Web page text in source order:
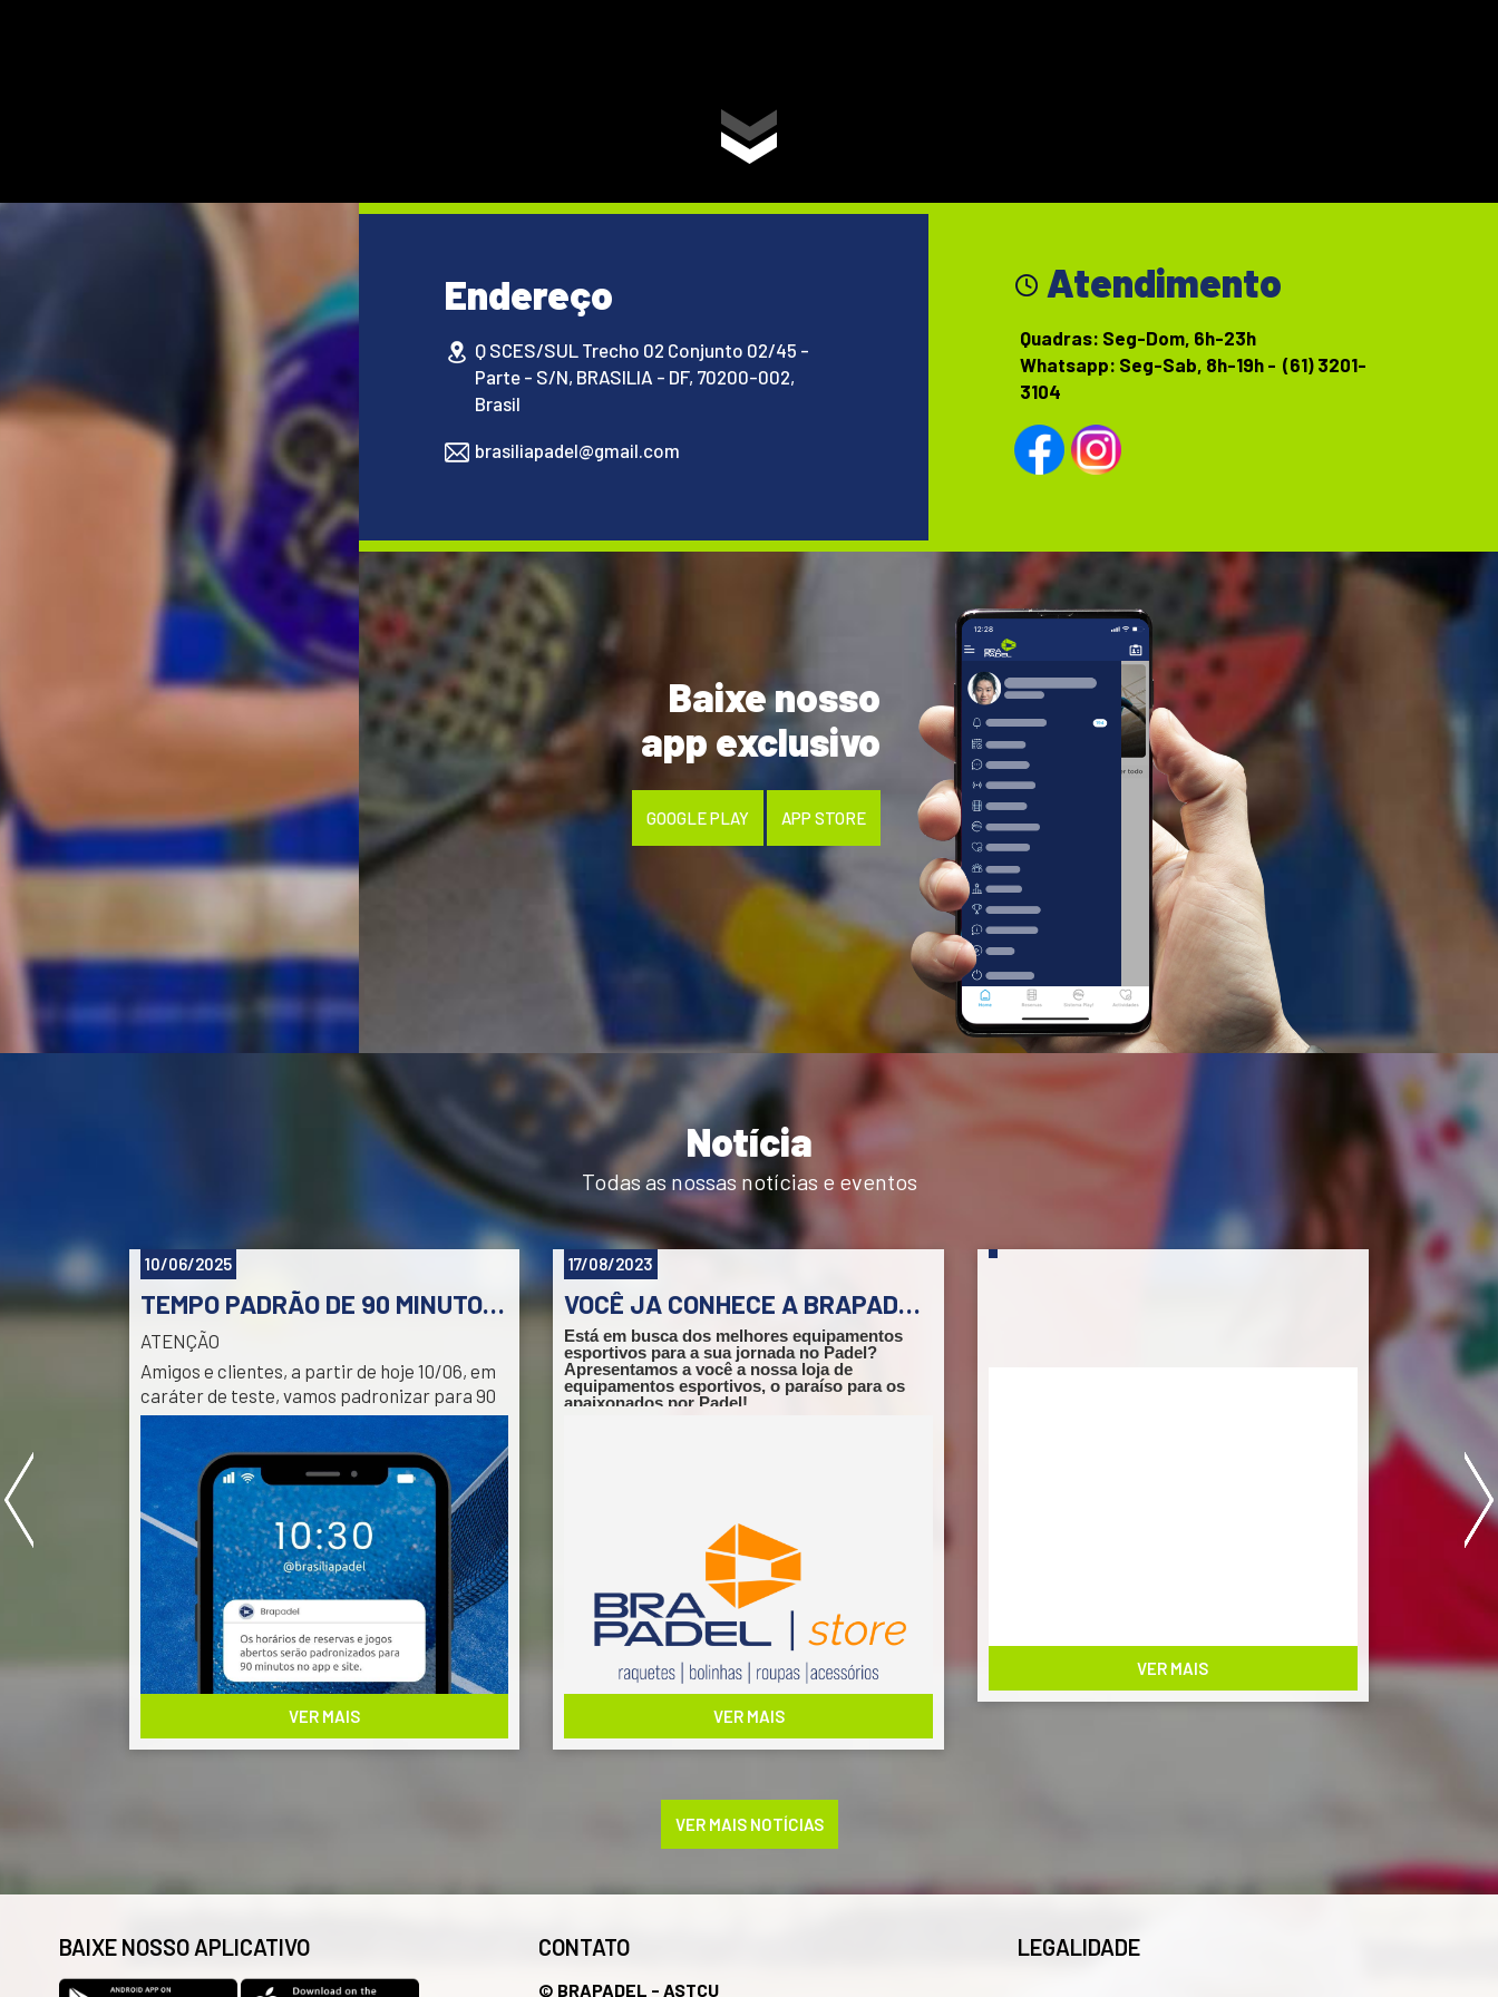
Endereço
Q SCES/SUL Trecho 02 Conjunto 02/45 -
Parte - S/N, BRASILIA - DF, 70200-002,
Brasil
brasiliapadel@gmail.com
Atendimento
Quadras: Seg-Dom, 6h-23h
Whatsapp: Seg-Sab, 8h-19h - (61) 3201-
3104
Baixe nosso
app exclusivo
GOOGLE PLAY APP STORE
Notícia
Todas as nossas notícias e eventos
10/06/2025
TEMPO PADRÃO DE 90 MINUTOS PARA RESERVAS E JOGOS ABERTOS
ATENÇÃO
Amigos e clientes, a partir de hoje 10/06, em
caráter de teste, vamos padronizar para 90
minutos as reservas de quadra e de jogos
abertos feitas pelo app ou site. O objetivo é
melhorar a ocupação das quadras e permitir
maior número de jodos, sem intervalos
desocupados.
Os interessados em reservar por 60 ou 120
minutos devem entrar em contato no
Whatsapp(61) 3201-3104para fazer a
reserva.
Obrigada.
Valentine Braga
VER MAIS
17/08/2023
VOCÊ JA CONHECE A BRAPADEL STORE?
Está em busca dos melhores equipamentos
esportivos para a sua jornada no Padel?
Apresentamos a você a nossa loja de
equipamentos esportivos, o paraíso para os
apaixonados por Padel!
maximizar o seu conforto e uma variedade de
acessórios essenciais para aprimorar o seu
Revendemos marcas nacionais e
internacionais, como Compass, Robin
Soderling, Go Padel, Kwin e Odea, oferecendo
a você uma variedade de escolhas para atender
às suas necessidades específicas.
Explore o nosso catálogo de produtos! Clique
aquipara acessar!
Se você tiver alguma dúvida ou quiser saber
Valentine (61) 98157-3691
VER MAIS
VER MAIS
VER MAIS NOTÍCIAS
BAIXE NOSSO APLICATIVO CONTATO
© BRAPADEL - ASTCU
LEGALIDADE